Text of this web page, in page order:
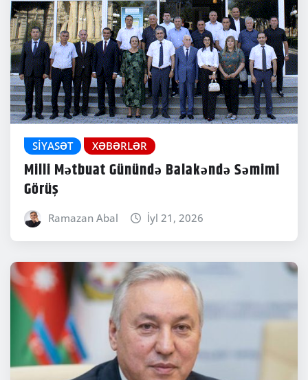
SIYASƏT XƏBƏRLƏR
Milli Mətbuat Günündə Balakəndə Səmimi
Görüş
Ramazan Abal İyl 21, 2026